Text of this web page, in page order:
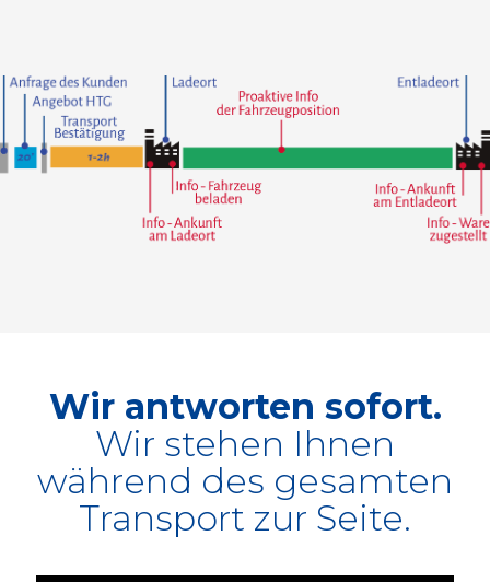
Wir antworten sofort.
Wir stehen Ihnen
während des gesamten
Transport zur Seite.